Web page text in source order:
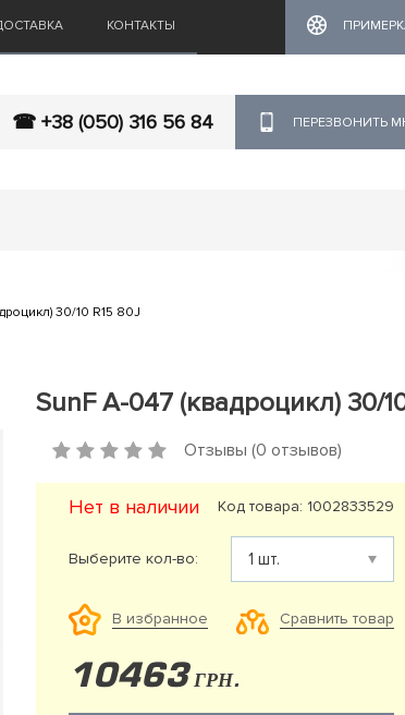
КОНТАКТЫ
☎ +38 (050) 316 56 84 ПЕРЕЗВОНИТЬ
30/10 R15 80J
SunF A-047 (квадроцикл) 30/
Отзывы (0 отзывов)
Нет в наличии Код товара: 1002833529
Выберите кол-во:
В избранное Сравнить товар
10463 ГРН.